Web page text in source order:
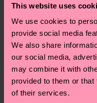
This website uses
We use cookies to
provide social media
We also share
our social media,
may combine it with
provided to them or
of their services.
findest du auf
deine Bestellung
und die genaue
deinem Land abhängt.
Du hast Fragen zu
Hilfebereich im
am häufigsten
Ähnliche muster
Neuheit